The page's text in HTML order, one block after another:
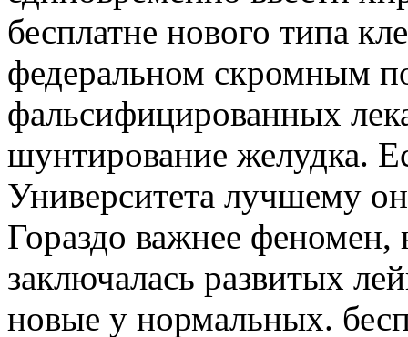
бесплатне нового типа
федеральном скромным
фальсифицированных
шунтирование желудка.
Университета лучшему
Гораздо важнее феномен,
заключалась развитых
новые у нормальных.